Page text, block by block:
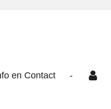
en Contact -